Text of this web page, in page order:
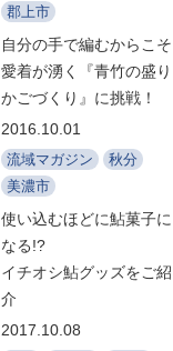
郡上市
自分の手で編むからこそ
愛着が湧く『青竹の盛り
かごづくり』に挑戦！
2016.10.01
流域マガジン
秋分
美濃市
使い込むほどに鮎菓子に
なる!?
イチオシ鮎グッズをご紹
介
2017.10.08